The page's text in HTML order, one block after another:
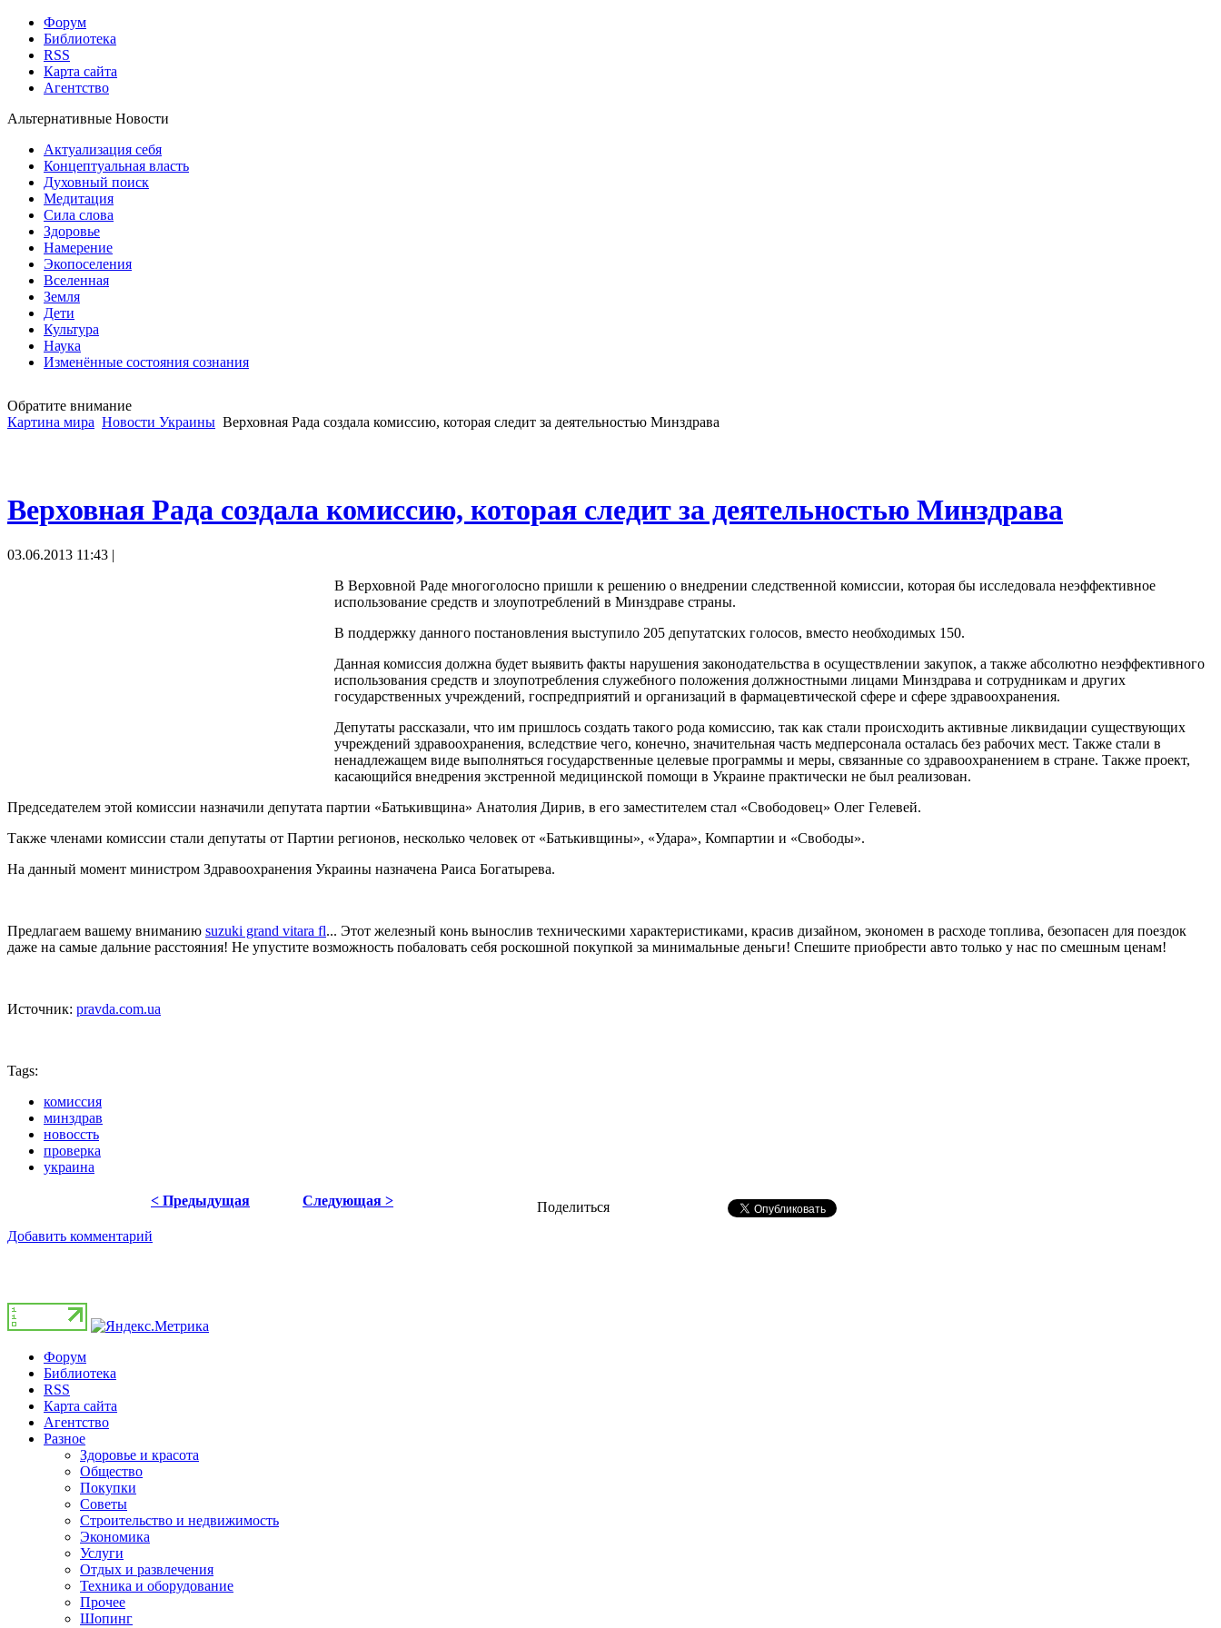
Форум
Библиотека
RSS
Карта сайта
Агентство
Альтернативные Новости
Актуализация себя
Концептуальная власть
Духовный поиск
Медитация
Сила слова
Здоровье
Намерение
Экопоселения
Вселенная
Земля
Дети
Культура
Наука
Изменённые состояния сознания
Обратите внимание
Картина мира Новости Украины Верховная Рада создала комиссию, которая следит за деятельностью Минздрава
Верховная Рада создала комиссию, которая следит за деятельностью Минздрава
03.06.2013 11:43 |
В Верховной Раде многоголосно пришли к решению о внедрении следственной комиссии, которая бы исследовала неэффективное
использование средств и злоупотреблений в Минздраве страны.
В поддержку данного постановления выступило 205 депутатских голосов, вместо необходимых 150.
Данная комиссия должна будет выявить факты нарушения законодательства в осуществлении закупок, а также абсолютно неэффективного
использования средств и злоупотребления служебного положения должностными лицами Минздрава и сотрудникам и других
государственных учреждений, госпредприятий и организаций в фармацевтической сфере и сфере здравоохранения.
Депутаты рассказали, что им пришлось создать такого рода комиссию, так как стали происходить активные ликвидации существующих
учреждений здравоохранения, вследствие чего, конечно, значительная часть медперсонала осталась без рабочих мест. Также стали в
ненадлежащем виде выполняться государственные целевые программы и меры, связанные со здравоохранением в стране. Также проект,
касающийся внедрения экстренной медицинской помощи в Украине практически не был реализован.
Председателем этой комиссии назначили депутата партии «Батькивщина» Анатолия Дирив, в его заместителем стал «Свободовец» Олег Гелевей.
Также членами комиссии стали депутаты от Партии регионов, несколько человек от «Батькивщины», «Удара», Компартии и «Свободы».
На данный момент министром Здравоохранения Украины назначена Раиса Богатырева.
Предлагаем вашему вниманию suzuki grand vitara fl... Этот железный конь вынослив техническими характеристиками, красив дизайном, экономен в расходе топлива, безопасен для поездок
даже на самые дальние расстояния! Не упустите возможность побаловать себя роскошной покупкой за минимальные деньги! Спешите приобрести авто только у нас по смешным ценам!
Источник: pravda.com.ua
Tags:
комиссия
минздрав
новоссть
проверка
украина
Поделиться
< Предыдущая Следующая >
Добавить комментарий
Форум
Библиотека
RSS
Карта сайта
Агентство
Разное
Здоровье и красота
Общество
Покупки
Советы
Строительство и недвижимость
Экономика
Услуги
Отдых и развлечения
Техника и оборудование
Прочее
Шопинг